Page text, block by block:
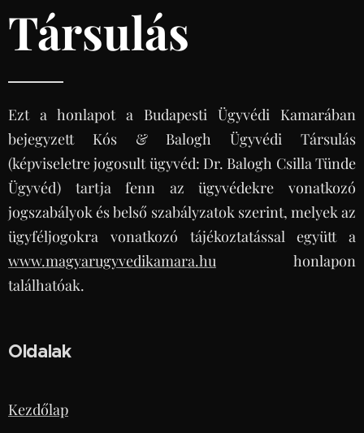
Társulás
Ezt a honlapot a Budapesti Ügyvédi Kamarában
bejegyzett Kós & Balogh Ügyvédi Társulás
(képviseletre jogosult ügyvéd: Dr. Balogh Csilla Tünde
Ügyvéd) tartja fenn az ügyvédekre vonatkozó
jogszabályok és belső szabályzatok szerint, melyek az
ügyféljogokra vonatkozó tájékoztatással együtt a
www.magyarugyvedikamara.hu honlapon
találhatóak.
Oldalak
Kezdőlap